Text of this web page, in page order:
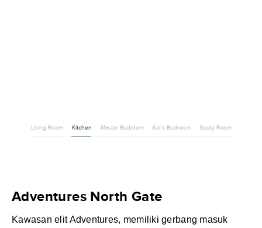
Living Room Kitchen Master Bedroom Kid's Bedroom Study Room
Adventures North Gate
Kawasan elit Adventures, memiliki gerbang masuk